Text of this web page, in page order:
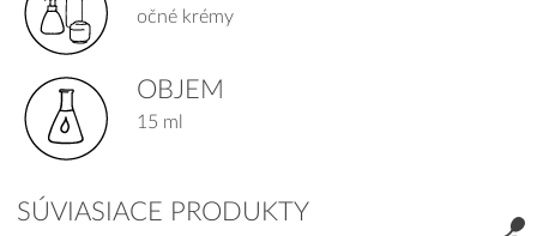
očné krémy
OBJEM
15 ml
SÚVIASIACE PRODUKTY